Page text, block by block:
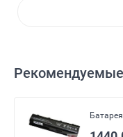
Рекомендуемые